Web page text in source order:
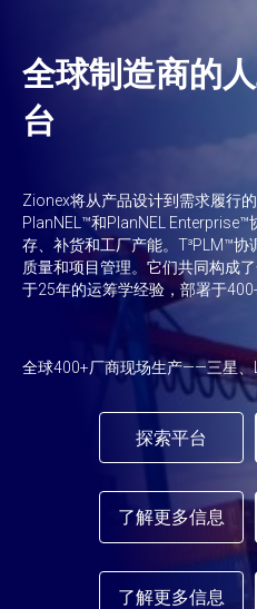
全球制造商的
台
Zionex将从产品设计到需求履行
PlanNEL™和PlanNEL
存、补货和工厂产能。T³PLM™协
质量和项目管理。它们共同构成
于25年的运筹学经验，部署于
全球400+厂商现场生产——三星、
探索平台
了解更多信息
了解更多信息